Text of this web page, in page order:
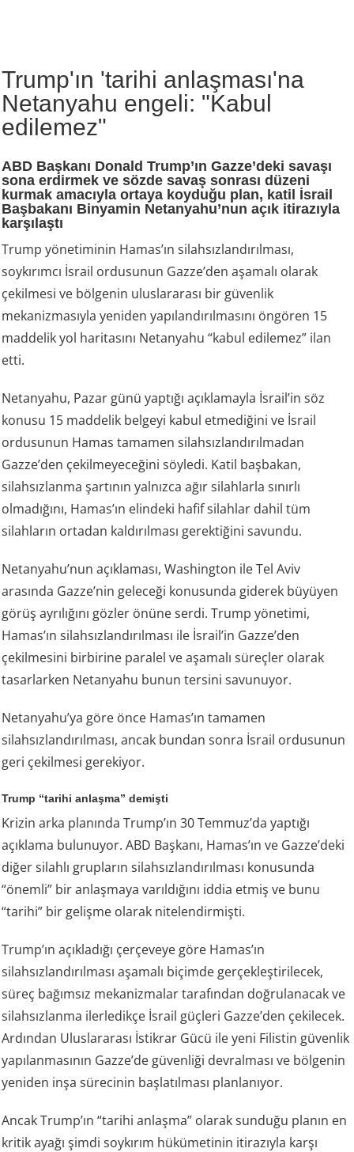
Trump'ın 'tarihi anlaşması'na
Netanyahu engeli: "Kabul
edilemez"
ABD Başkanı Donald Trump’ın Gazze’deki savaşı
sona erdirmek ve sözde savaş sonrası düzeni
kurmak amacıyla ortaya koyduğu plan, katil İsrail
Başbakanı Binyamin Netanyahu’nun açık itirazıyla
karşılaştı
Trump yönetiminin Hamas’ın silahsızlandırılması,
soykırımcı İsrail ordusunun Gazze’den aşamalı olarak
çekilmesi ve bölgenin uluslararası bir güvenlik
mekanizmasıyla yeniden yapılandırılmasını öngören 15
maddelik yol haritasını Netanyahu “kabul edilemez” ilan
etti.
Netanyahu, Pazar günü yaptığı açıklamayla İsrail’in söz
konusu 15 maddelik belgeyi kabul etmediğini ve İsrail
ordusunun Hamas tamamen silahsızlandırılmadan
Gazze’den çekilmeyeceğini söyledi. Katil başbakan,
silahsızlanma şartının yalnızca ağır silahlarla sınırlı
olmadığını, Hamas’ın elindeki hafif silahlar dahil tüm
silahların ortadan kaldırılması gerektiğini savundu.
Netanyahu’nun açıklaması, Washington ile Tel Aviv
arasında Gazze’nin geleceği konusunda giderek büyüyen
görüş ayrılığını gözler önüne serdi. Trump yönetimi,
Hamas’ın silahsızlandırılması ile İsrail’in Gazze’den
çekilmesini birbirine paralel ve aşamalı süreçler olarak
tasarlarken Netanyahu bunun tersini savunuyor.
Netanyahu’ya göre önce Hamas’ın tamamen
silahsızlandırılması, ancak bundan sonra İsrail ordusunun
geri çekilmesi gerekiyor.
Trump “tarihi anlaşma” demişti
Krizin arka planında Trump’ın 30 Temmuz’da yaptığı
açıklama bulunuyor. ABD Başkanı, Hamas’ın ve Gazze’deki
diğer silahlı grupların silahsızlandırılması konusunda
“önemli” bir anlaşmaya varıldığını iddia etmiş ve bunu
“tarihi” bir gelişme olarak nitelendirmişti.
Trump’ın açıkladığı çerçeveye göre Hamas’ın
silahsızlandırılması aşamalı biçimde gerçekleştirilecek,
süreç bağımsız mekanizmalar tarafından doğrulanacak ve
silahsızlanma ilerledikçe İsrail güçleri Gazze’den çekilecek.
Ardından Uluslararası İstikrar Gücü ile yeni Filistin güvenlik
yapılanmasının Gazze’de güvenliği devralması ve bölgenin
yeniden inşa sürecinin başlatılması planlanıyor.
Ancak Trump’ın “tarihi anlaşma” olarak sunduğu planın en
kritik ayağı şimdi soykırım hükümetinin itirazıyla karşı